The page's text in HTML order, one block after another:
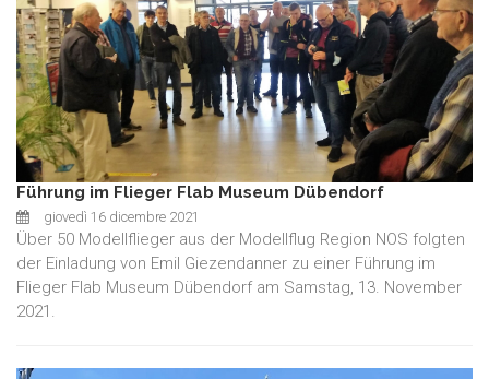
Führung im Flieger Flab Museum Dübendorf
giovedì 16 dicembre 2021
Über 50 Modellflieger aus der Modellflug Region NOS folgten
der Einladung von Emil Giezendanner zu einer Führung im
Flieger Flab Museum Dübendorf am Samstag, 13. November
2021.